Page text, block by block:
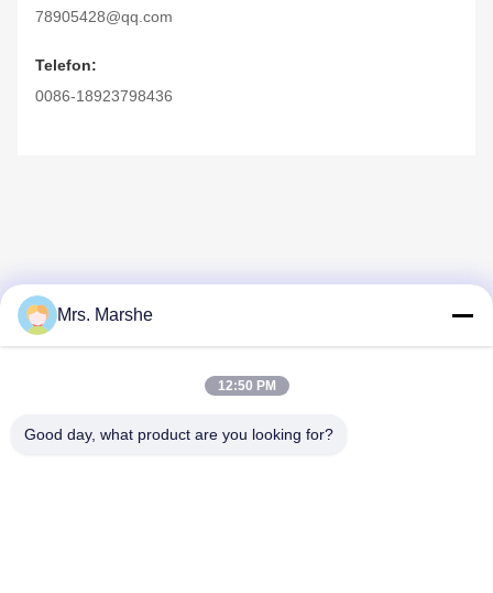
78905428@qq.com
Telefon:
0086-18923798436
Room7E, blockieren A, Gebäude Binfen Shiji, Longxiang-
Mrs. Marshe
12:50 PM
Good day, what product are you looking for?